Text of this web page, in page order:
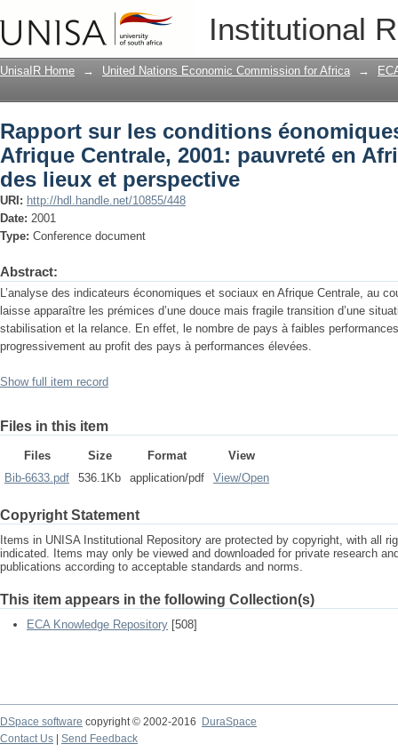
Institutional
Rapport sur les conditions
pauvreté en Afrique Centrale : état
UnisaIR Home → United Nations Economic Commission for Africa →
Rapport sur les conditions
Afrique Centrale, 2001: pauvreté en
des lieux et perspective
URI: http://hdl.handle.net/10855/448
Date: 2001
Type: Conference document
Abstract:
L’analyse des indicateurs économiques et sociaux en Afrique Centrale, au
laisse apparaître les prémices d’une douce mais fragile transition d’une
stabilisation et la relance. En effet, le nombre de pays à faibles
progressivement au profit des pays à performances élevées.
Show full item record
Files in this item
Files Size Format
View
Bib-6633.pdf
536.1Kb application/pdf View/Open
Copyright Statement
Items in UNISA Institutional Repository are protected by copyright, with all
indicated. Items may only be viewed and downloaded for private research
publications according to acceptable standards and norms.
This item appears in the following Collection(s)
ECA Knowledge Repository [508]
DSpace software copyright © 2002-2016
DuraSpace
Contact Us
Send Feedback